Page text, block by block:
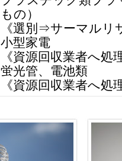
もの）
《選別⇒サーマルリ
小型家電
《資源回収業者へ
蛍光管、電池類
《資源回収業者へ